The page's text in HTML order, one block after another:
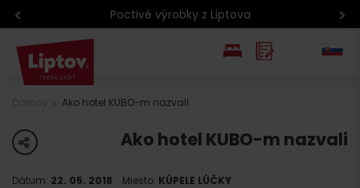
Poctivé výrobky z Liptova
Ako hotel KUBO-m nazvali
share Ako hotel KUBO-m nazvali
Dátum: 22. 05. 2018 Miesto: KÚPELE LÚČKY